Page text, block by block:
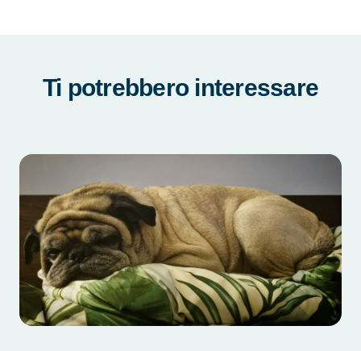
Ti potrebbero interessare